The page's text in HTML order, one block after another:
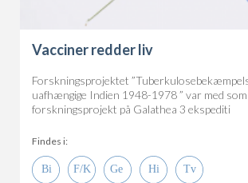
Vacciner redder liv
Forskningsprojektet
uafhængige Indien 1948-1978 ” var med
forskningsprojekt på Galathea 3 ekspediti
Findes i: